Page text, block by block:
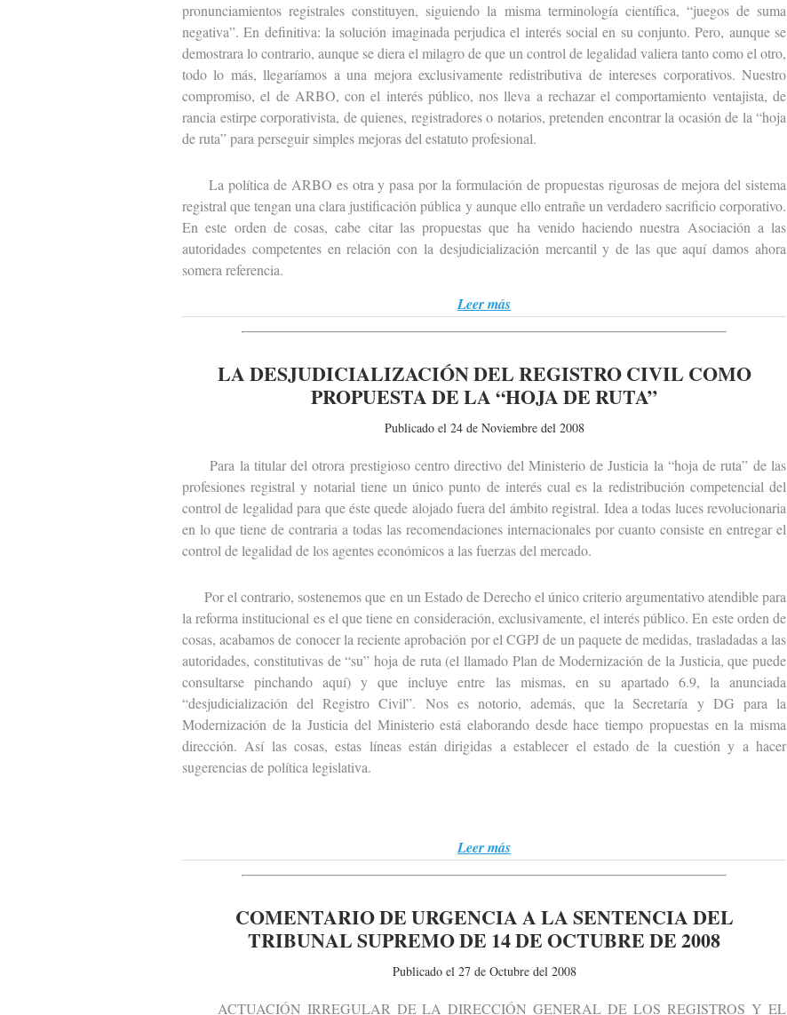
pronunciamientos registrales constituyen, siguiendo la misma terminología científica, “juegos de suma
negativa”. En definitiva: la solución imaginada perjudica el interés social en su conjunto. Pero, aunque se
demostrara lo contrario, aunque se diera el milagro de que un control de legalidad valiera tanto como el otro,
todo lo más, llegaríamos a una mejora exclusivamente redistributiva de intereses corporativos. Nuestro
compromiso, el de ARBO, con el interés público, nos lleva a rechazar el comportamiento ventajista, de
rancia estirpe corporativista, de quienes, registradores o notarios, pretenden encontrar la ocasión de la “hoja
de ruta” para perseguir simples mejoras del estatuto profesional.
La política de ARBO es otra y pasa por la formulación de propuestas rigurosas de mejora del sistema
registral que tengan una clara justificación pública y aunque ello entrañe un verdadero sacrificio corporativo.
En este orden de cosas, cabe citar las propuestas que ha venido haciendo nuestra Asociación a las
autoridades competentes en relación con la desjudicialización mercantil y de las que aquí damos ahora
somera referencia.
Leer más
LA DESJUDICIALIZACIÓN DEL REGISTRO CIVIL COMO
PROPUESTA DE LA “HOJA DE RUTA”
Publicado el 24 de Noviembre del 2008
Para la titular del otrora prestigioso centro directivo del Ministerio de Justicia la “hoja de ruta” de las
profesiones registral y notarial tiene un único punto de interés cual es la redistribución competencial del
control de legalidad para que éste quede alojado fuera del ámbito registral. Idea a todas luces revolucionaria
en lo que tiene de contraria a todas las recomendaciones internacionales por cuanto consiste en entregar el
control de legalidad de los agentes económicos a las fuerzas del mercado.
Por el contrario, sostenemos que en un Estado de Derecho el único criterio argumentativo atendible para
la reforma institucional es el que tiene en consideración, exclusivamente, el interés público. En este orden de
cosas, acabamos de conocer la reciente aprobación por el CGPJ de un paquete de medidas, trasladadas a las
autoridades, constitutivas de “su” hoja de ruta (el llamado Plan de Modernización de la Justicia, que puede
consultarse pinchando aquí) y que incluye entre las mismas, en su apartado 6.9, la anunciada
“desjudicialización del Registro Civil”. Nos es notorio, además, que la Secretaría y DG para la
Modernización de la Justicia del Ministerio está elaborando desde hace tiempo propuestas en la misma
dirección. Así las cosas, estas líneas están dirigidas a establecer el estado de la cuestión y a hacer
sugerencias de política legislativa.
Leer más
COMENTARIO DE URGENCIA A LA SENTENCIA DEL
TRIBUNAL SUPREMO DE 14 DE OCTUBRE DE 2008
Publicado el 27 de Octubre del 2008
ACTUACIÓN IRREGULAR DE LA DIRECCIÓN GENERAL DE LOS REGISTROS Y EL